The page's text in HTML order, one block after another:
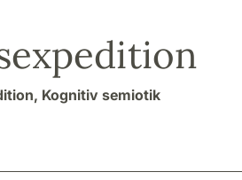
Kognitiv semiotik